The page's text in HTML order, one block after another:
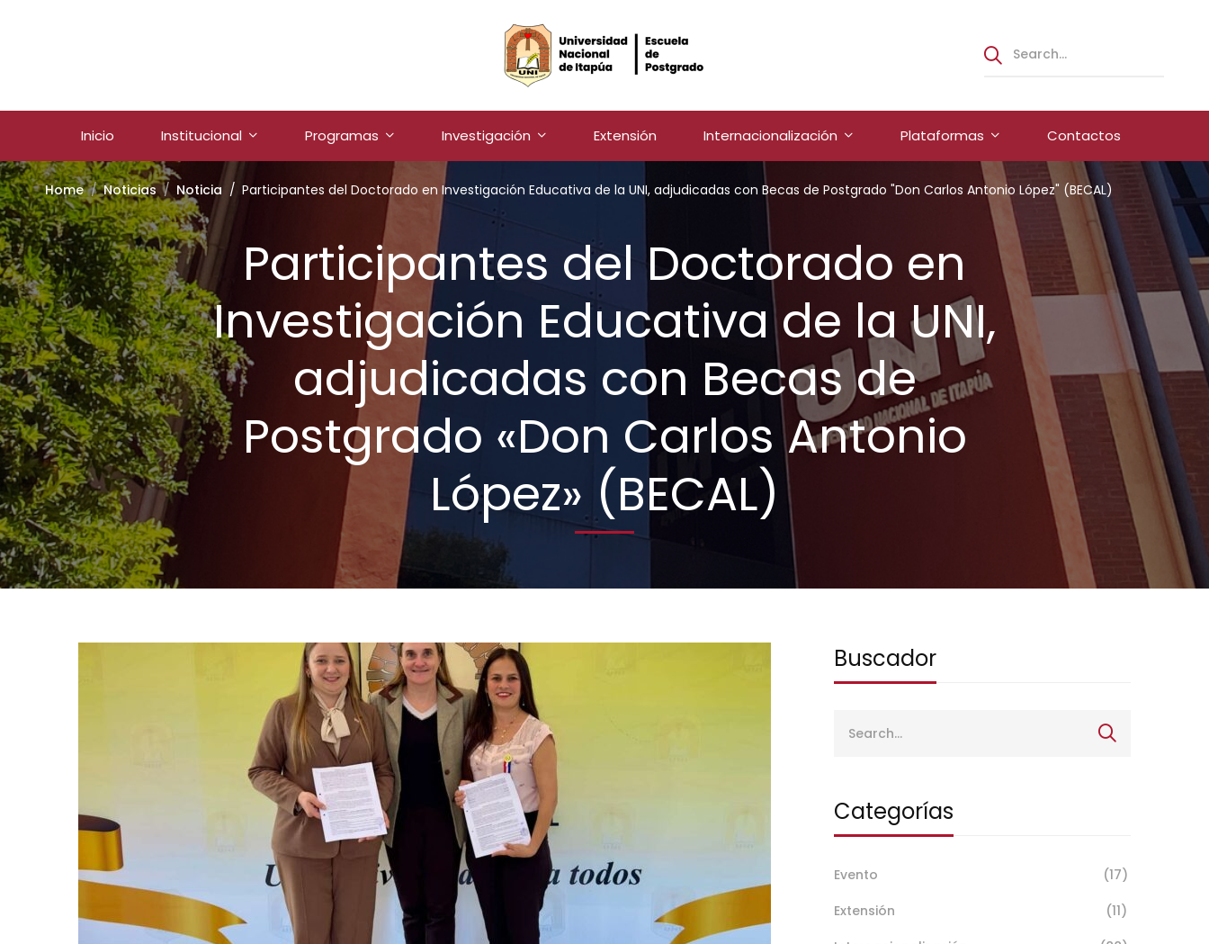
Inicio Institucional Programas Investigación Extensión Internacionalización Plataformas Contactos
Home Noticias Noticia Participantes del Doctorado en Investigación Educativa de la UNI, adjudicadas con Becas de Postgrado "Don Carlos Antonio López" (BECAL)
Participantes del Doctorado en
Investigación Educativa de la UNI,
adjudicadas con Becas de
Postgrado «Don Carlos Antonio
López» (BECAL)
Buscador
Categorías
Evento
(17)
Extensión
(11)